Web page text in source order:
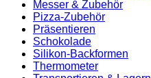
Messer & Zubehör
Pizza-Zubehör
Präsentieren
Schokolade
Silikon-Backformen
Thermometer